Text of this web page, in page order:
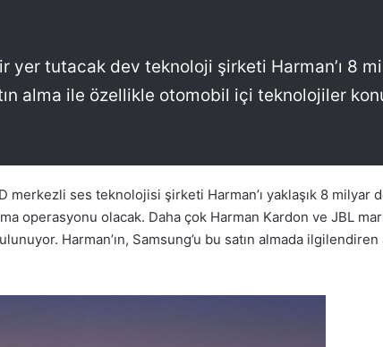
tutacak dev teknoloji şirketi Harman’ı 8
alma ile özellikle otomobil içi teknolojiler
ses teknolojisi şirketi Harman’ı yaklaşık 8 milyar
operasyonu olacak. Daha çok Harman Kardon ve JBL
Harman’ın, Samsung’u bu satın almada ilgilendiren